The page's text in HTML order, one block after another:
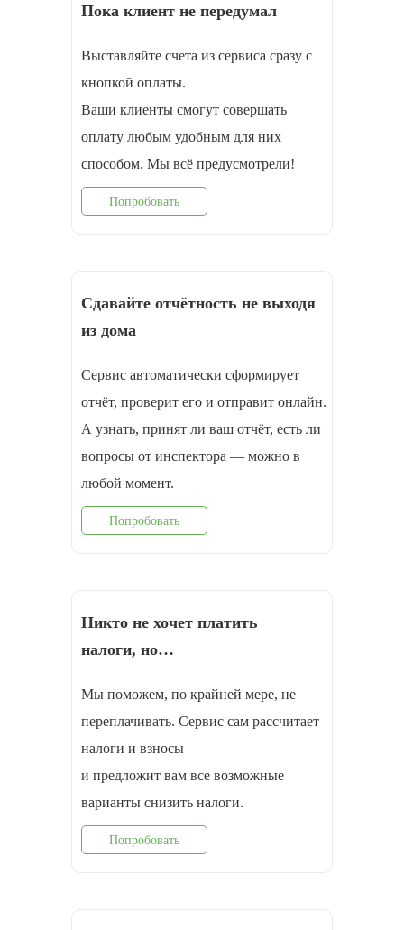
Пока клиент не передумал
Выставляйте счета из сервиса сразу с
кнопкой оплаты.
Ваши клиенты смогут совершать
оплату любым удобным для них
способом. Мы всё предусмотрели!
Попробовать
Сдавайте отчётность не выходя
из дома
Сервис автоматически сформирует
отчёт, проверит его и отправит онлайн.
А узнать, принят ли ваш отчёт, есть ли
вопросы от инспектора — можно в
любой момент.
Попробовать
Никто не хочет платить
налоги, но…
Мы поможем, по крайней мере, не
переплачивать. Сервис сам рассчитает
налоги и взносы
и предложит вам все возможные
варианты снизить налоги.
Попробовать